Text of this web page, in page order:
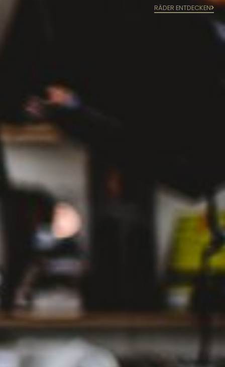
RÄDER ENTDECKEN